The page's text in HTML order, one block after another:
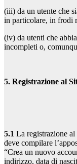
(iii) da un utente che
in particolare, in frodi
(iv) da utenti che
incompleti o,
5. Registrazione al
5.1 La registrazione al
deve compilare
“Crea un nuovo
indirizzo, data di